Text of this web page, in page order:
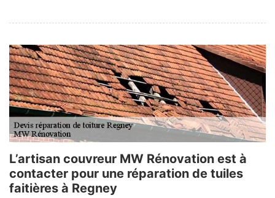
L’artisan couvreur MW Rénovation est à
contacter pour une réparation de tuiles
faitières à Regney